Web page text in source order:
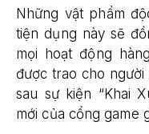
Những vật phẩm
tiện dụng này sẽ
mọi hoạt động
được trao cho người
sau sự kiện “Khai
mới của cổng game